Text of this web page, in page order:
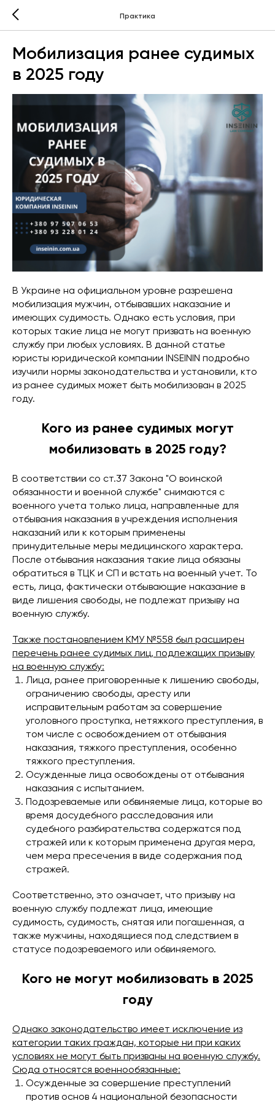
Практика
Мобилизация ранее судимых
в 2025 году
В Украине на официальном уровне разрешена
мобилизация мужчин, отбывавших наказание и
имеющих судимость. Однако есть условия, при
которых такие лица не могут призвать на военную
службу при любых условиях. В данной статье
юристы юридической компании INSEININ подробно
изучили нормы законодательства и установили, кто
из ранее судимых может быть мобилизован в 2025
году.
Кого из ранее судимых могут
мобилизовать в 2025 году?
В соответствии со ст.37 Закона "О воинской
обязанности и военной службе" снимаются с
военного учета только лица, направленные для
отбывания наказания в учреждения исполнения
наказаний или к которым применены
принудительные меры медицинского характера.
После отбывания наказания такие лица обязаны
обратиться в ТЦК и СП и встать на военный учет. То
есть, лица, фактически отбывающие наказание в
виде лишения свободы, не подлежат призыву на
военную службу.
Также постановлением КМУ №558 был расширен
перечень ранее судимых лиц, подлежащих призыву
на военную службу:
Лица, ранее приговоренные к лишению свободы,
ограничению свободы, аресту или
исправительным работам за совершение
уголовного проступка, нетяжкого преступления, в
том числе с освобождением от отбывания
наказания, тяжкого преступления, особенно
тяжкого преступления.
Осужденные лица освобождены от отбывания
наказания с испытанием.
Подозреваемые или обвиняемые лица, которые во
время досудебного расследования или
судебного разбирательства содержатся под
стражей или к которым применена другая мера,
чем мера пресечения в виде содержания под
стражей.
Соответственно, это означает, что призыву на
военную службу подлежат лица, имеющие
судимость, судимость, снятая или погашенная, а
также мужчины, находящиеся под следствием в
статусе подозреваемого или обвиняемого.
Кого не могут мобилизовать в 2025
году
Однако законодательство имеет исключение из
категории таких граждан, которые ни при каких
условиях не могут быть призваны на военную службу.
Сюда относятся военнообязанные:
Осужденные за совершение преступлений
против основ 4 национальной безопасности